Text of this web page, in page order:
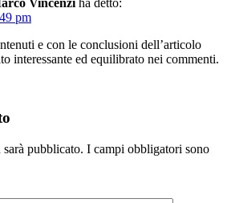
Vincenzi ha detto:
pm
e con le conclusioni dell’articolo
interessante ed equilibrato nei commenti.
pubblicato. I campi obbligatori sono